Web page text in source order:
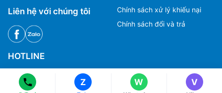
Liên hệ với chúng tôi
Chính sách xử lý khiếu nại
Chính sách đổi và trả
HOTLINE
Tư vấn, Đặt vé máy bay.
Z W V
Ms Hằng